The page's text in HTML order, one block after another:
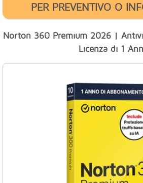
PER PREVENTIVO O
Norton 360 Premium 2026 |
Licenza di 1